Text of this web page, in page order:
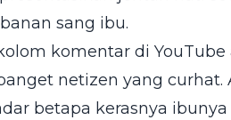
sang ibu.
komentar di
netizen yang
betapa kerasnya